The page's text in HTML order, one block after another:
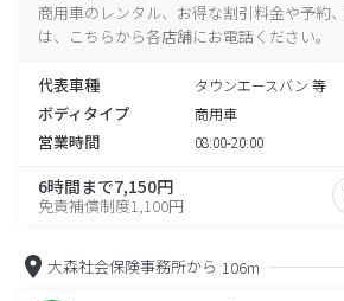
商用車のレンタル、お得な割引料金や予約
は、こちらから各店舗にお電話ください。
代表車種 タウンエースバン 等
ボディタイプ 商用車
営業時間 08:00-20:00
6時間まで7,150円
免責補償制度1,100円
大森社会保険事務所から 106m